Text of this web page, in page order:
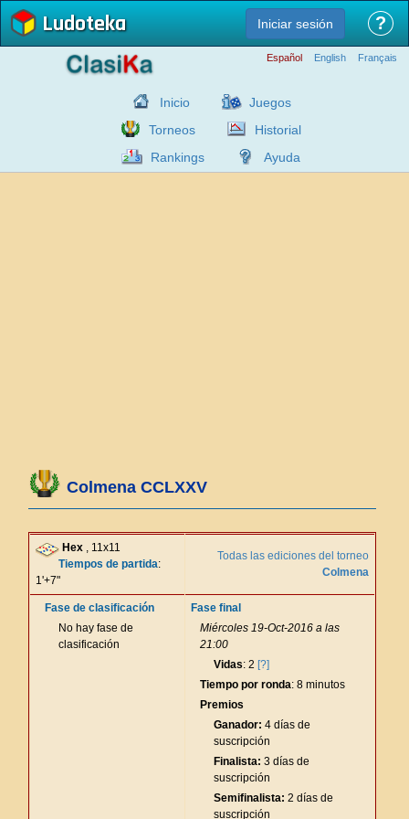
Ludoteka Iniciar sesión ?
Español English Français
Inicio
Juegos
Torneos
Historial
Rankings
Ayuda
Colmena CCLXXV
Hex , 11x11
Tiempos de partida:
1'+7"
Todas las ediciones del torneo
Colmena
Fase de clasificación
No hay fase de
clasificación
Fase final
Miércoles 19-Oct-2016 a las
21:00
Vidas: 2 [?]
Tiempo por ronda: 8 minutos
Premios
Ganador: 4 días de
suscripción
Finalista: 3 días de
suscripción
Semifinalista: 2 días de
suscripción